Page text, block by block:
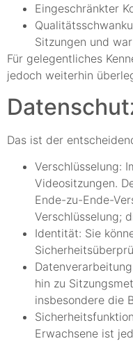
Eingeschränkter
Sitzungen und
Für gelegentliches
jedoch weiterhin
Das ist der
Verschlüsselung:
Videositzungen.
Ende-zu-Ende-
Verschlüsselung;
Identität: Sie
hin zu
insbesondere die
Erwachsene ist